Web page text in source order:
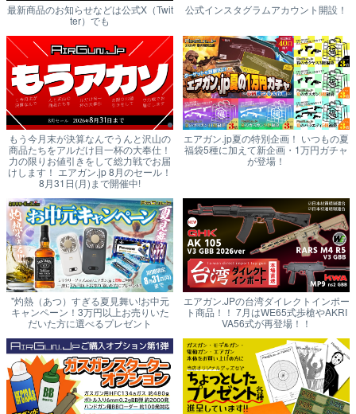
最新商品のお知らせなどは公式X（Twit
ter）でも
公式インスタグラムアカウント開設！
もう今月末が決算なんでうんと沢山の
商品たちをアルだけ目一杯の大奉仕！
力の限りお値引きをして総力戦でお届
けします！ エアガン.jp 8月のセール！
8月31日(月)まで開催中!
エアガン.jp夏の特別企画！ いつもの夏
福袋5種に加えて新企画・1万円ガチャ
が登場！
"灼熱（あつ）すぎる夏見舞い!お中元
キャンペーン！3万円以上お売りいた
だいた方に選べるプレゼント
エアガン.JPの台湾ダイレクトインポー
ト商品！！ 7月はWE65式歩槍やAKRI
VA56式が再登場！！